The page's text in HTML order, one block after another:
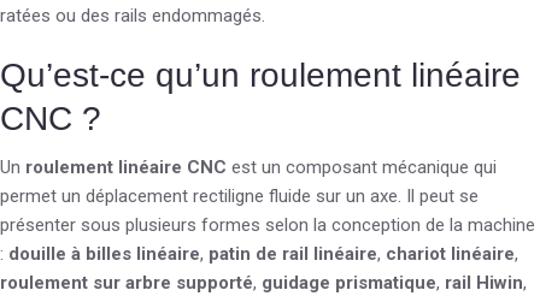
ratées ou des rails endommagés.
Qu’est-ce qu’un roulement linéaire
CNC ?
Un roulement linéaire CNC est un composant mécanique qui
permet un déplacement rectiligne fluide sur un axe. Il peut se
présenter sous plusieurs formes selon la conception de la machine
: douille à billes linéaire, patin de rail linéaire, chariot linéaire,
roulement sur arbre supporté, guidage prismatique, rail Hiwin,